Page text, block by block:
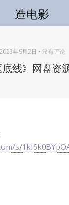
造电影
2023年9月2日 • 没有评论
底线》网盘资
s/